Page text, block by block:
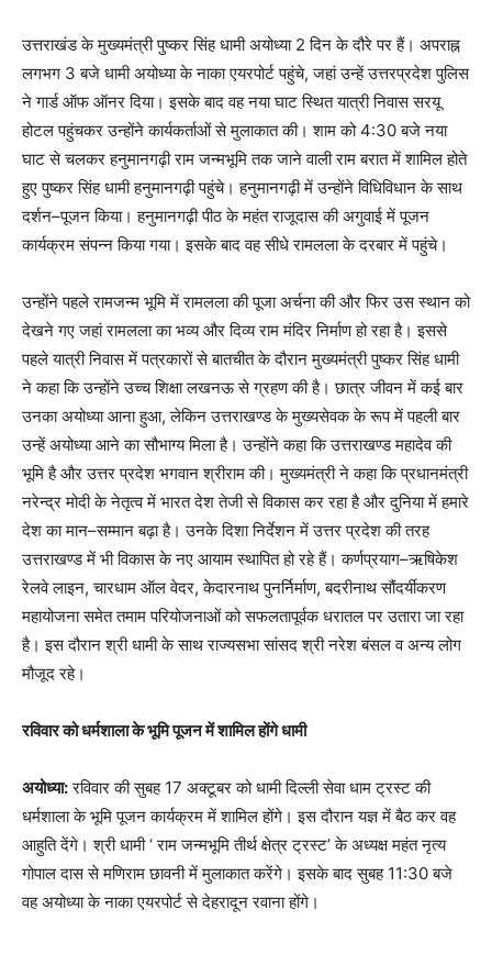
उत्तराखंड के मुख्यमंत्री पुष्कर सिंह धामी अयोध्या 2 दिन के दौरे पर हैं। अपराह्न
लगभग 3 बजे धामी अयोध्या के नाका एयरपोर्ट पहुंचे, जहां उन्हें उत्तरप्रदेश पुलिस
ने गार्ड ऑफ ऑनर दिया। इसके बाद वह नया घाट स्थित यात्री निवास सरयू
होटल पहुंचकर उन्होंने कार्यकर्ताओं से मुलाकात की। शाम को 4:30 बजे नया
घाट से चलकर हनुमानगढ़ी राम जन्मभूमि तक जाने वाली राम बरात में शामिल होते
हुए पुष्कर सिंह धामी हनुमानगढ़ी पहुंचे। हनुमानगढ़ी में उन्होंने विधिविधान के साथ
दर्शन–पूजन किया। हनुमानगढ़ी पीठ के महंत राजूदास की अगुवाई में पूजन
कार्यक्रम संपन्न किया गया। इसके बाद वह सीधे रामलला के दरबार में पहुंचे।
उन्होंने पहले रामजन्म भूमि में रामलला की पूजा अर्चना की और फिर उस स्थान को
देखने गए जहां रामलला का भव्य और दिव्य राम मंदिर निर्माण हो रहा है। इससे
पहले यात्री निवास में पत्रकारों से बातचीत के दौरान मुख्यमंत्री पुष्कर सिंह धामी
ने कहा कि उन्होंने उच्च शिक्षा लखनऊ से ग्रहण की है। छात्र जीवन में कई बार
उनका अयोध्या आना हुआ, लेकिन उत्तराखण्ड के मुख्यसेवक के रूप में पहली बार
उन्हें अयोध्या आने का सौभाग्य मिला है। उन्होंने कहा कि उत्तराखण्ड महादेव की
भूमि है और उत्तर प्रदेश भगवान श्रीराम की। मुख्यमंत्री ने कहा कि प्रधानमंत्री
नरेन्द्र मोदी के नेतृत्व में भारत देश तेजी से विकास कर रहा है और दुनिया में हमारे
देश का मान–सम्मान बढ़ा है। उनके दिशा निर्देशन में उत्तर प्रदेश की तरह
उत्तराखण्ड में भी विकास के नए आयाम स्थापित हो रहे हैं। कर्णप्रयाग–ऋषिकेश
रेलवे लाइन, चारधाम ऑल वेदर, केदारनाथ पुनर्निर्माण, बदरीनाथ सौंदर्यीकरण
महायोजना समेत तमाम परियोजनाओं को सफलतापूर्वक धरातल पर उतारा जा रहा
है। इस दौरान श्री धामी के साथ राज्यसभा सांसद श्री नरेश बंसल व अन्य लोग
मौजूद रहे।
रविवार को धर्मशाला के भूमि पूजन में शामिल होंगे धामी
अयोध्या:रविवार की सुबह 17 अक्टूबर को धामी दिल्ली सेवा धाम ट्रस्ट की
धर्मशाला के भूमि पूजन कार्यक्रम में शामिल होंगे। इस दौरान यज्ञ में बैठ कर वह
आहुति देंगे। श्री धामी ‘ राम जन्मभूमि तीर्थ क्षेत्र ट्रस्ट’ के अध्यक्ष महंत नृत्य
गोपाल दास से मणिराम छावनी में मुलाकात करेंगे। इसके बाद सुबह 11:30 बजे
वह अयोध्या के नाका एयरपोर्ट से देहरादून रवाना होंगे।